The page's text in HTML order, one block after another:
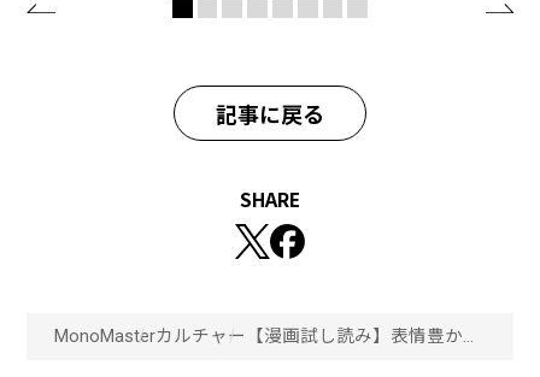
記事に戻る
SHARE
MonoMasterカルチャー 【漫画試し読み】表情豊かな